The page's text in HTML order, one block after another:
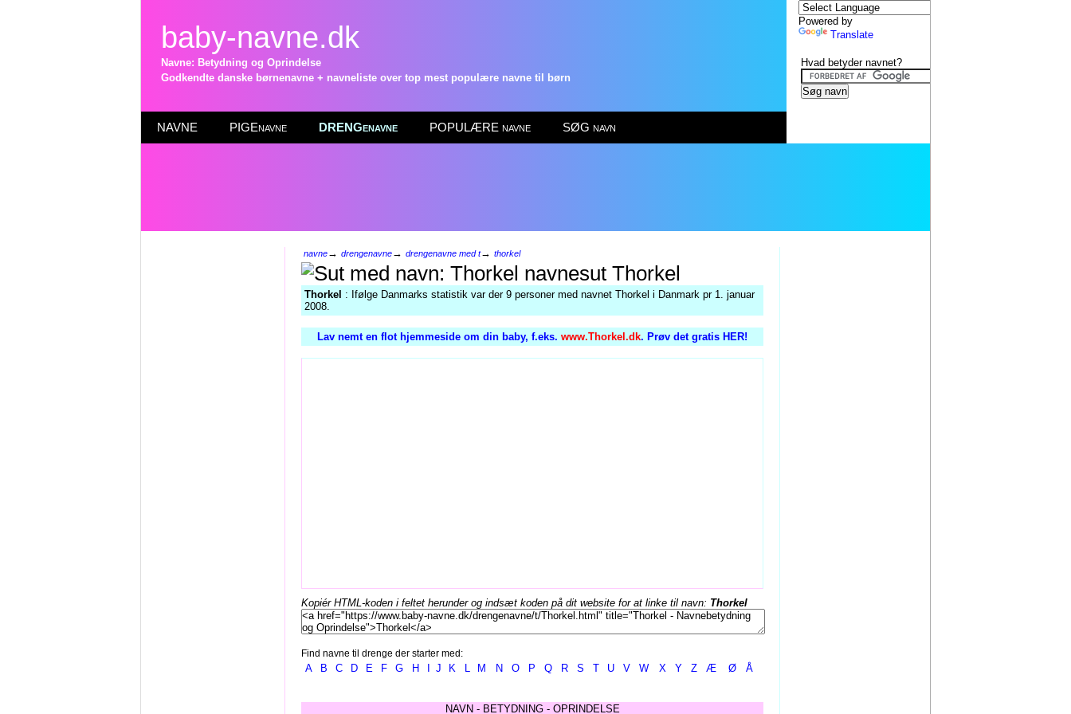
baby-navne.dk
Navne: Betydning og Oprindelse
Godkendte danske børnenavne + navneliste over top mest populære navne til børn
NAVNE PIGEnavne DRENGenavne POPULÆRE navne SØG navn
navne→ drengenavne→ drengenavne med t→ thorkel
Thorkel
Thorkel : Ifølge Danmarks statistik var der 9 personer med navnet Thorkel i Danmark pr 1. januar
2008.
Lav nemt en flot hjemmeside om din baby, f.eks. www.Thorkel.dk. Prøv det gratis HER!
Kopiér HTML-koden i feltet herunder og indsæt koden på dit website for at linke til navn: Thorkel
Find navne til drenge der starter med:
A B C D E F G H J K L M N O P Q R S T U V W X Y Z Æ Ø Å
NAVN - BETYDNING - OPRINDELSE
Powered by
Translate
Hvad betyder navnet?